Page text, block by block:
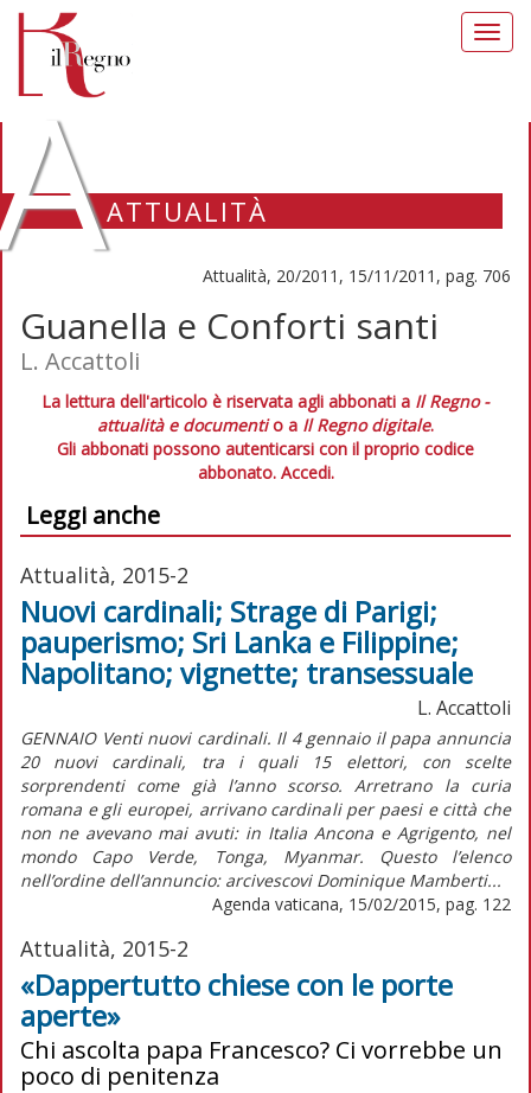
ATTUALITÀ
Attualità, 20/2011, 15/11/2011, pag. 706
Guanella e Conforti santi
L. Accattoli
La lettura dell'articolo è riservata agli abbonati a Il Regno -
attualità e documentio a Il Regno digitale.
Gli abbonati possono autenticarsi con il proprio codice
abbonato. Accedi.
Leggi anche
Attualità, 2015-2
Nuovi cardinali; Strage di Parigi;
pauperismo; Sri Lanka e Filippine;
Napolitano; vignette; transessuale
L. Accattoli
GENNAIO Venti nuovi cardinali. Il 4 gennaio il papa annuncia
20 nuovi cardinali, tra i quali 15 elettori, con scelte
sorprendenti come già l’anno scorso. Arretrano la curia
romana e gli europei, arrivano cardinali per paesi e città che
non ne avevano mai avuti: in Italia Ancona e Agrigento, nel
mondo Capo Verde, Tonga, Myanmar. Questo l’elenco
nell’ordine dell’annuncio: arcivescovi Dominique Mamberti...
Agenda vaticana, 15/02/2015, pag. 122
Attualità, 2015-2
«Dappertutto chiese con le porte
aperte»
Chi ascolta papa Francesco? Ci vorrebbe un
poco di penitenza